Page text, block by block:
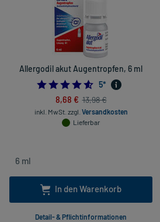
Allergodil akut Augentropfen, 6 ml
4.6
5*
8,68 € 13,98 €
inkl. MwSt. zzgl. Versandkosten
Lieferbar
In den Warenkorb
Detail- & Pflichtinformationen